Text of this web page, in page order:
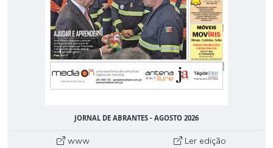
JORNAL DE ABRANTES - AGOSTO 2026
www Ler edição